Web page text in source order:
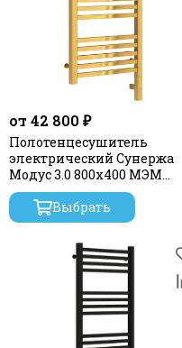
от 42 800 ₽
Полотенцесушитель
электрический Сунержа
Модус 3.0 800х400 МЭМ
правый
Выбрать